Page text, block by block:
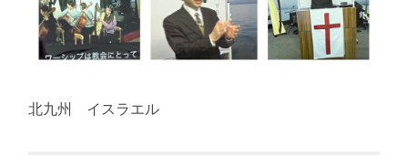
北九州 イスラエル